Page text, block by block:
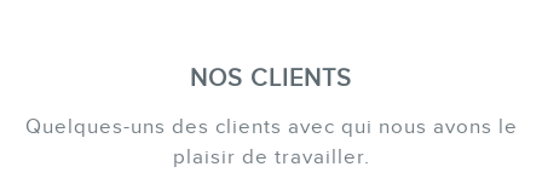
NOS CLIENTS
Quelques-uns des clients avec qui nous avons le
plaisir de travailler.